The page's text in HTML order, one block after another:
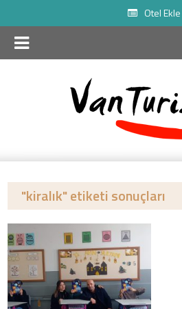
Otel Ekle
"kiralık" etiketi sonuçları